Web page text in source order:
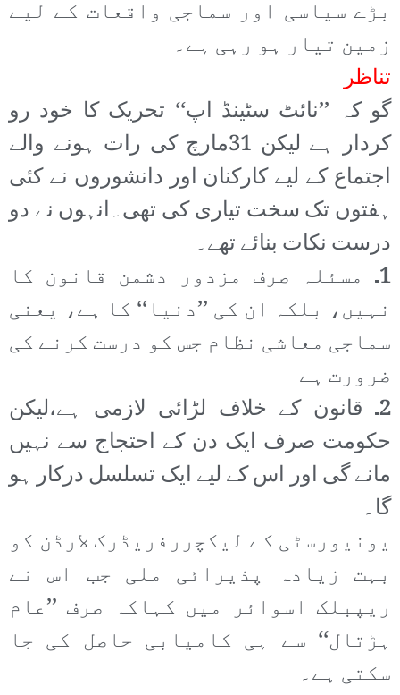
بڑے سیاسی اور سماجی واقعات کے لیے
زمین تیار ہو رہی ہے۔
تناظر
گو کہ ’’نائٹ سٹینڈ اپ‘‘ تحریک کا خود رو
کردار ہے لیکن 31مارچ کی رات ہونے والے
اجتماع کے لیے کارکنان اور دانشوروں نے کئی
ہفتوں تک سخت تیاری کی تھی۔انہوں نے دو
درست نکات بنائے تھے۔
1۔ مسئلہ صرف مزدور دشمن قانون کا
نہیں، بلکہ ان کی ’’دنیا‘‘ کا ہے، یعنی
سماجی معاشی نظام جس کو درست کرنے کی
ضرورت ہے
2۔ قانون کے خلاف لڑائی لازمی ہے،لیکن
حکومت صرف ایک دن کے احتجاج سے نہیں
مانے گی اور اس کے لیے ایک تسلسل درکار ہو
گا۔
یونیورسٹی کے لیکچررفریڈرک لارڈن کو
بہت زیادہ پذیرائی ملی جب اس نے
ریپبلک اسوائر میں کہاکہ صرف ’’عام
ہڑتال‘‘ سے ہی کامیابی حاصل کی جا
سکتی ہے۔